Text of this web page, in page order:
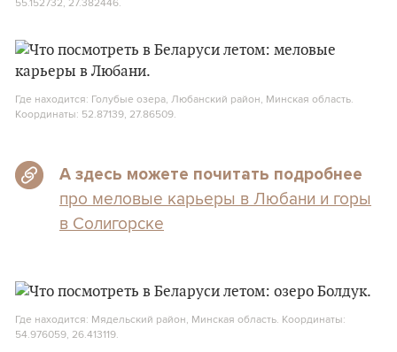
Где находится: Голубые озера, Любанский район, Минская область.
Координаты: 52.87139, 27.86509.
А здесь можете почитать подробнее
про меловые карьеры в Любани и горы
в Солигорске
Где находится: Мядельский район, Минская область. Координаты:
54.976059, 26.413119.